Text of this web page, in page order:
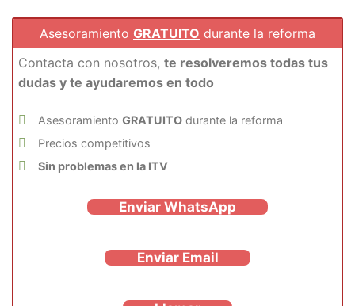
Asesoramiento GRATUITO durante la reforma
Contacta con nosotros,te resolveremos todas tus
dudas y te ayudaremos en todo
AsesoramientoGRATUITO durante la reforma
Precios competitivos
Sin problemas en la ITV
Enviar WhatsApp
Enviar Email